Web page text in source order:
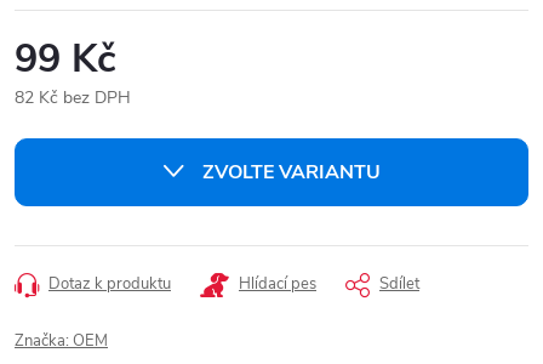
99 Kč
82 Kč bez DPH
cena:
ZVOLTE VARIANTU
Dotaz k produktu Hlídací pes Sdílet
Značka: OEM